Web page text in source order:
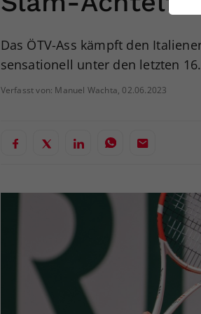
Das ÖTV-Ass kämpft den
sensationell unter den letzten 16.
Verfasst von: Manuel Wachta, 02.06.2023